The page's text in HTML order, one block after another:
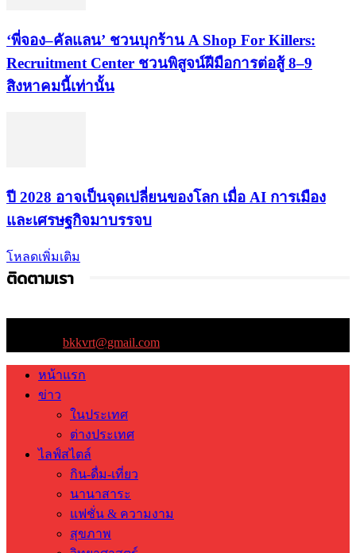
‘พี่จอง–คัลแลน’ ชวนบุกร้าน A Shop For Killers:
Recruitment Center ชวนพิสูจน์ฝีมือการต่อสู้ 8–9
สิงหาคมนี้เท่านั้น
ปี 2028 อาจเป็นจุดเปลี่ยนของโลก เมื่อ AI การเมือง
และเศรษฐกิจมาบรรจบ
โหลดเพิ่มเติม
ติดตามเรา
bkkvrt@gmail.com
หน้าแรก
ข่าว
ในประเทศ
ต่างประเทศ
ไลฟ์สไตล์
กิน-ดื่ม-เที่ยว
นานาสาระ
แฟชั่น & ความงาม
สุขภาพ